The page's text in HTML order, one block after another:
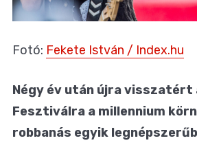
Fotó: Fekete István / Index.hu
Négy év után újra visszatért
Fesztiválra a millennium
robbanás egyik